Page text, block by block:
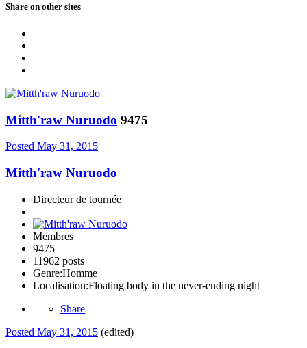
Share on other sites
Mitth'raw Nuruodo 9475
Posted May 31, 2015
Mitth'raw Nuruodo
Directeur de tournée
Membres
9475
11962 posts
Genre:Homme
Localisation:Floating body in the never-ending night
Share
Posted May 31, 2015 (edited)